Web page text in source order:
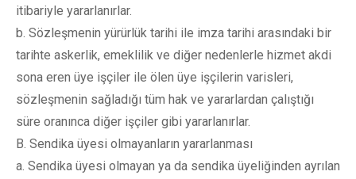
itibariyle yararlanırlar.
b. Sözleşmenin yürürlük tarihi ile imza tarihi arasındaki bir
tarihte askerlik, emeklilik ve diğer nedenlerle hizmet akdi
sona eren üye işçiler ile ölen üye işçilerin varisleri,
sözleşmenin sağladığı tüm hak ve yararlardan çalıştığı
süre oranınca diğer işçiler gibi yararlanırlar.
B. Sendika üyesi olmayanların yararlanması
a. Sendika üyesi olmayan ya da sendika üyeliğinden ayrılan